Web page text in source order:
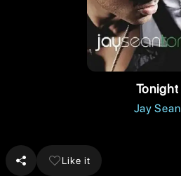
Tonight
Jay Sean
Like it